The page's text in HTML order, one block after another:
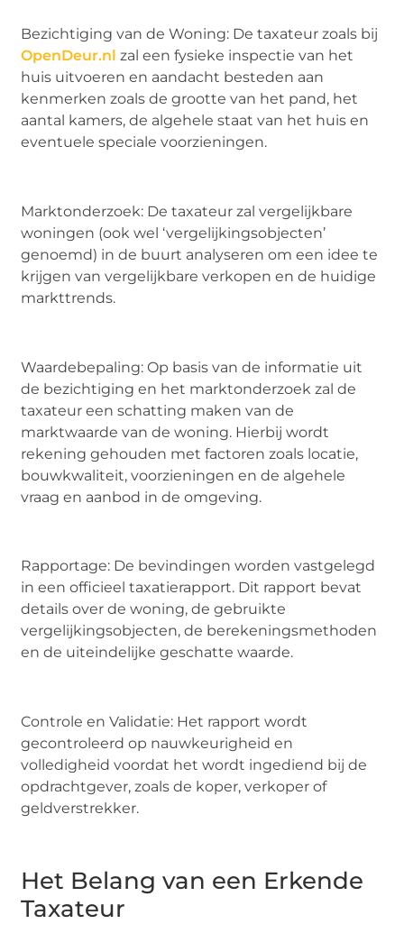
Bezichtiging van de Woning: De taxateur zoals bij
OpenDeur.nl zal een fysieke inspectie van het
huis uitvoeren en aandacht besteden aan
kenmerken zoals de grootte van het pand, het
aantal kamers, de algehele staat van het huis en
eventuele speciale voorzieningen.
Marktonderzoek: De taxateur zal vergelijkbare
woningen (ook wel ‘vergelijkingsobjecten’
genoemd) in de buurt analyseren om een idee te
krijgen van vergelijkbare verkopen en de huidige
markttrends.
Waardebepaling: Op basis van de informatie uit
de bezichtiging en het marktonderzoek zal de
taxateur een schatting maken van de
marktwaarde van de woning. Hierbij wordt
rekening gehouden met factoren zoals locatie,
bouwkwaliteit, voorzieningen en de algehele
vraag en aanbod in de omgeving.
Rapportage: De bevindingen worden vastgelegd
in een officieel taxatierapport. Dit rapport bevat
details over de woning, de gebruikte
vergelijkingsobjecten, de berekeningsmethoden
en de uiteindelijke geschatte waarde.
Controle en Validatie: Het rapport wordt
gecontroleerd op nauwkeurigheid en
volledigheid voordat het wordt ingediend bij de
opdrachtgever, zoals de koper, verkoper of
geldverstrekker.
Het Belang van een Erkende
Taxateur